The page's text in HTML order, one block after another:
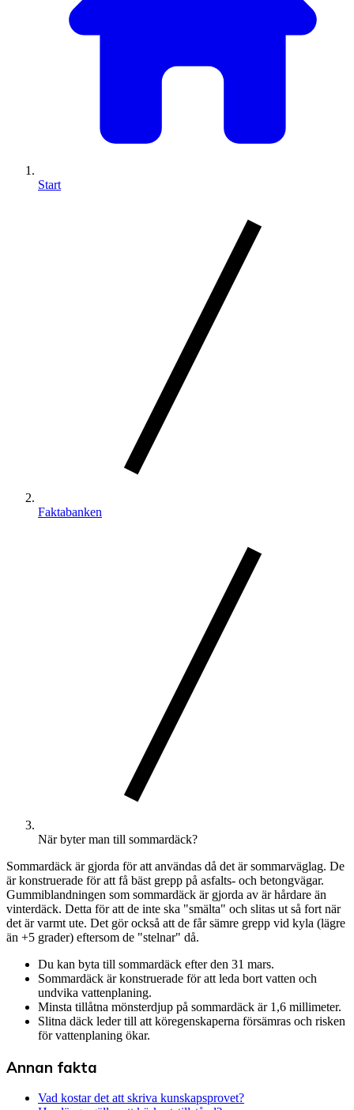
Start
Faktabanken
När byter man till sommardäck?
Sommardäck är gjorda för att användas då det är sommarväglag. De
är konstruerade för att få bäst grepp på asfalts- och betongvägar.
Gummiblandningen som sommardäck är gjorda av är hårdare än
vinterdäck. Detta för att de inte ska "smälta" och slitas ut så fort när
det är varmt ute. Det gör också att de får sämre grepp vid kyla (lägre
än +5 grader) eftersom de "stelnar" då.
Du kan byta till sommardäck efter den 31 mars.
Sommardäck är konstruerade för att leda bort vatten och
undvika vattenplaning.
Minsta tillåtna mönsterdjup på sommardäck är 1,6 millimeter.
Slitna däck leder till att köregenskaperna försämras och risken
för vattenplaning ökar.
Annan fakta
Vad kostar det att skriva kunskapsprovet?